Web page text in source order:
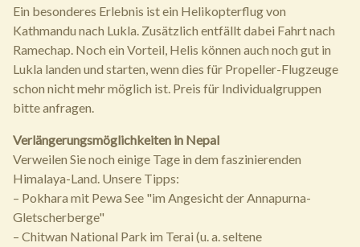
Ein besonderes Erlebnis ist ein Helikopterflug von
Kathmandu nach Lukla. Zusätzlich entfällt dabei Fahrt nach
Ramechap. Noch ein Vorteil, Helis können auch noch gut in
Lukla landen und starten, wenn dies für Propeller-Flugzeuge
schon nicht mehr möglich ist. Preis für Individualgruppen
bitte anfragen.
Verlängerungsmöglichkeiten in Nepal
Verweilen Sie noch einige Tage in dem faszinierenden
Himalaya-Land. Unsere Tipps:
– Pokhara mit Pewa See "im Angesicht der Annapurna-
Gletscherberge"
– Chitwan National Park im Terai (u. a. seltene